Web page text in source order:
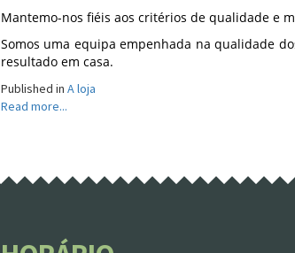
Mantemo-nos fiéis aos critérios de qualidade e
Somos uma equipa empenhada na qualidade
resultado em casa.
Published in A loja
Read more...